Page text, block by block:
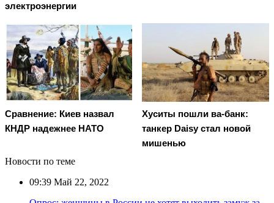
электроэнергии
Сравнение: Киев назвал
КНДР надежнее НАТО
Хуситы пошли ва-банк:
танкер Daisy стал новой
мишенью
Новости по теме
09:39 Май 22, 2022